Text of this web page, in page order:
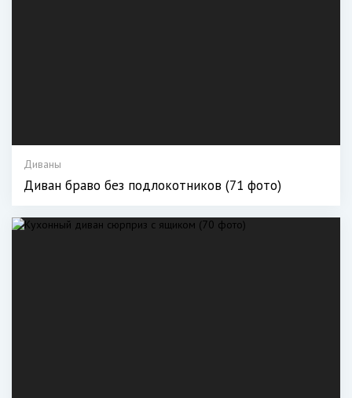
Диваны
Диван браво без подлокотников (71 фото)